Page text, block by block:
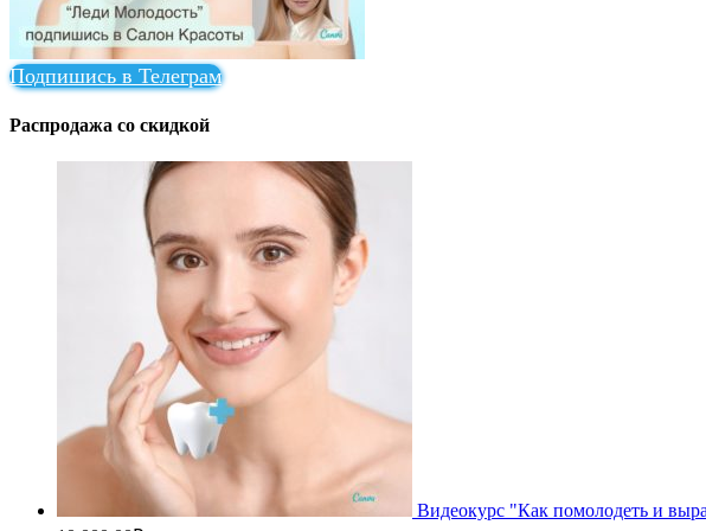
Подпишись в Телеграм
Распродажа со скидкой
Видеокурс "Как помолодеть и